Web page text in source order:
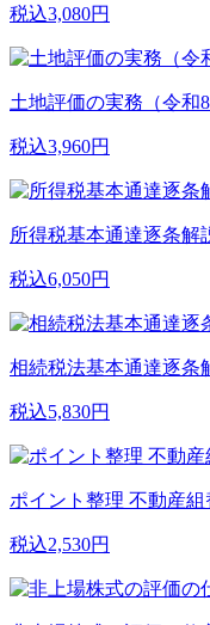
税込3,080円
土地評価の実務（令和8
税込3,960円
所得税基本通達逐条解
税込6,050円
相続税法基本通達逐条
税込5,830円
ポイント整理 不動産組
税込2,530円